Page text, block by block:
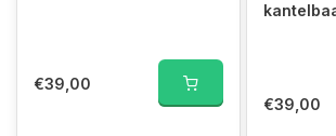
€39,00
€39,00